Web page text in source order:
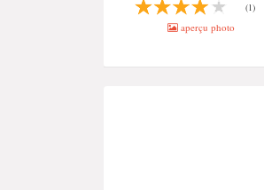
(1)
aperçu photo